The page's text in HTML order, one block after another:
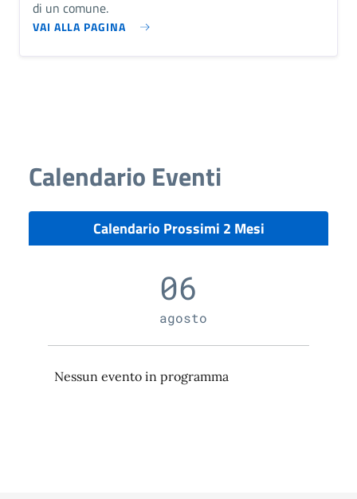
di un comune.
VAI ALLA PAGINA
Calendario Eventi
Calendario Prossimi 2 Mesi
06
agosto
Nessun evento in programma